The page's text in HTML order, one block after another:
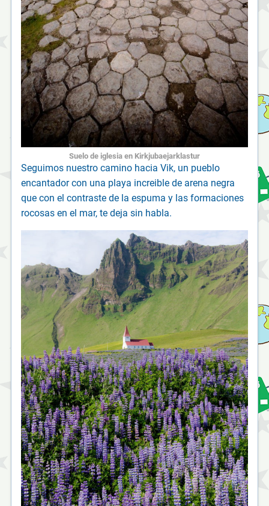
Suelo de iglesia en Kirkjubaejarklastur
Seguimos nuestro camino hacia Vik, un pueblo
encantador con una playa increible de arena negra
que con el contraste de la espuma y las formaciones
rocosas en el mar, te deja sin habla.